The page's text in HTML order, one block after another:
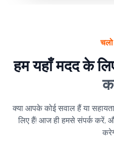
हम यहाँ मदद के
क्या आपके कोई सवाल हैं या
लिए हैं! आज ही हमसे संपर्क करें,